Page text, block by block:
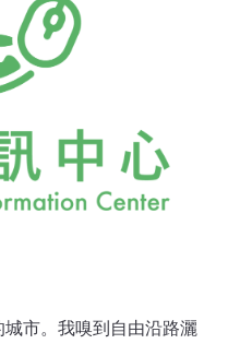
難得一見的鵪鶉，笨拙
躲進這樣的樹灌叢。過
，樹灌叢和小小落差起
為金門大橋的興建和住
市。我嗅到自由沿路灑